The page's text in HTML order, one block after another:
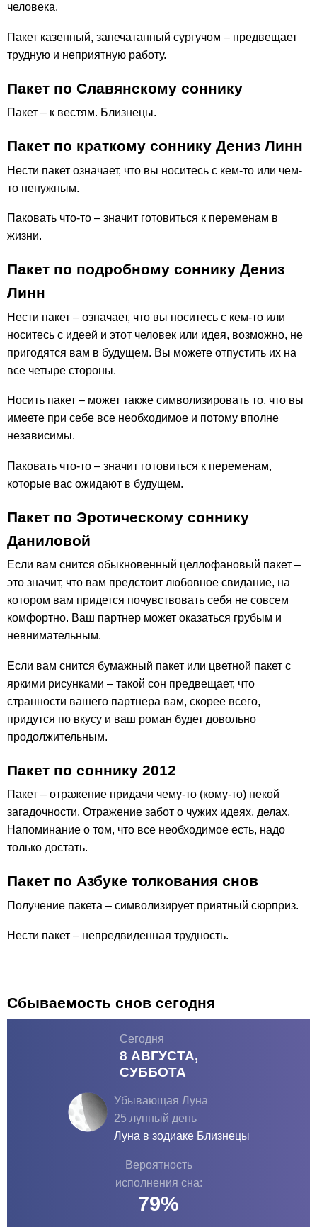
человека.
Пакет казенный, запечатанный сургучом – предвещает
трудную и неприятную работу.
Пакет по Славянскому соннику
Пакет – к вестям. Близнецы.
Пакет по краткому соннику Дениз Линн
Нести пакет означает, что вы носитесь с кем-то или чем-
то ненужным.
Паковать что-то – значит готовиться к переменам в
жизни.
Пакет по подробному соннику Дениз
Линн
Нести пакет – означает, что вы носитесь с кем-то или
носитесь с идеей и этот человек или идея, возможно, не
пригодятся вам в будущем. Вы можете отпустить их на
все четыре стороны.
Носить пакет – может также символизировать то, что вы
имеете при себе все необходимое и потому вполне
независимы.
Паковать что-то – значит готовиться к переменам,
которые вас ожидают в будущем.
Пакет по Эротическому соннику
Даниловой
Если вам снится обыкновенный целлофановый пакет –
это значит, что вам предстоит любовное свидание, на
котором вам придется почувствовать себя не совсем
комфортно. Ваш партнер может оказаться грубым и
невнимательным.
Если вам снится бумажный пакет или цветной пакет с
яркими рисунками – такой сон предвещает, что
странности вашего партнера вам, скорее всего,
придутся по вкусу и ваш роман будет довольно
продолжительным.
Пакет по соннику 2012
Пакет – отражение придачи чему-то (кому-то) некой
загадочности. Отражение забот о чужих идеях, делах.
Напоминание о том, что все необходимое есть, надо
только достать.
Пакет по Азбуке толкования снов
Получение пакета – символизирует приятный сюрприз.
Нести пакет – непредвиденная трудность.
Сбываемость снов сегодня
Сегодня
8 АВГУСТА,
СУББОТА
Убывающая Луна
25 лунный день
Луна в зодиаке Близнецы
Вероятность
исполнения сна:
79%